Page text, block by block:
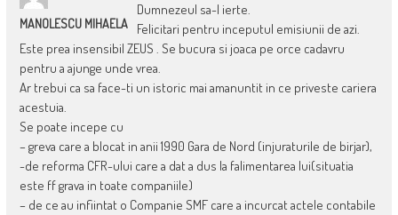
MANOLESCU MIHAELA
Dumnezeul sa-l ierte.
Felicitari pentru inceputul emisiunii de azi.
Este prea insensibil ZEUS . Se bucura si joaca pe orce cadavru
pentru a ajunge unde vrea.
Ar trebui ca sa face-ti un istoric mai amanuntit in ce priveste cariera
acestuia.
Se poate incepe cu
– greva care a blocat in anii 1990 Gara de Nord (injuraturile de birjar),
-de reforma CFR-ului care a dat a dus la falimentarea lui(situatia
este ff grava in toate companiile)
– de ce au infiintat o Companie SMF care a incurcat actele contabile